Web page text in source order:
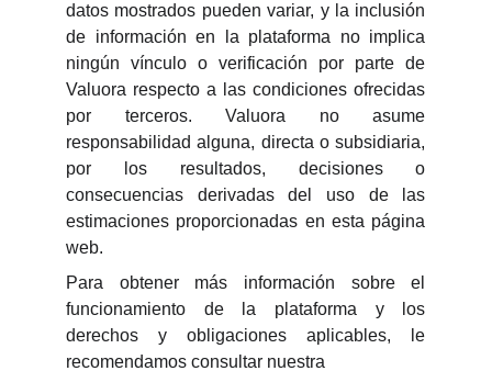
datos mostrados pueden variar, y la inclusión
de información en la plataforma no implica
ningún vínculo o verificación por parte de
Valuora respecto a las condiciones ofrecidas
por terceros. Valuora no asume
responsabilidad alguna, directa o subsidiaria,
por los resultados, decisiones o
consecuencias derivadas del uso de las
estimaciones proporcionadas en esta página
web.
Para obtener más información sobre el
funcionamiento de la plataforma y los
derechos y obligaciones aplicables, le
recomendamos consultar nuestra